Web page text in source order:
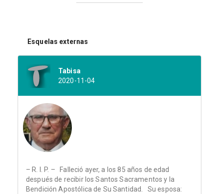
Esquelas externas
Tabisa
2020-11-04
– R. I. P. – Falleció ayer, a los 85 años de edad
después de recibir los Santos Sacramentos y la
Bendición Apostólica de Su Santidad. Su esposa: